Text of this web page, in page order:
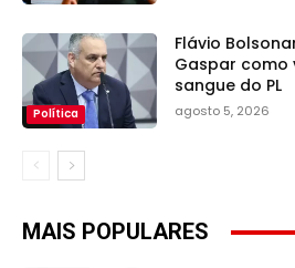
Política
Flávio
Gaspar como
sangue do PL
agosto 5, 2026
MAIS POPULARES